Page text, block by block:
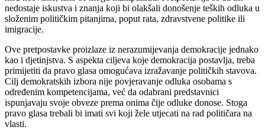
nedostaje iskustva i znanja koji bi olakšali donošenje teških odluka u
složenim političkim pitanjima, poput rata, zdravstvene politike ili
imigracije.
Ove pretpostavke proizlaze iz nerazumijevanja demokracije jednako
kao i djetinjstva. S aspekta ciljeva koje demokracija postavlja, treba
primijetiti da pravo glasa omogućava izražavanje političkih stavova.
Cilj demokratskih izbora nije povjeravanje odluka osobama s
određenim kompetencijama, već da odabrani predstavnici
ispunjavaju svoje obveze prema onima čije odluke donose. Stoga
pravo glasa trebali bi imati svi koji žele utjecati na rad političara na
vlasti.